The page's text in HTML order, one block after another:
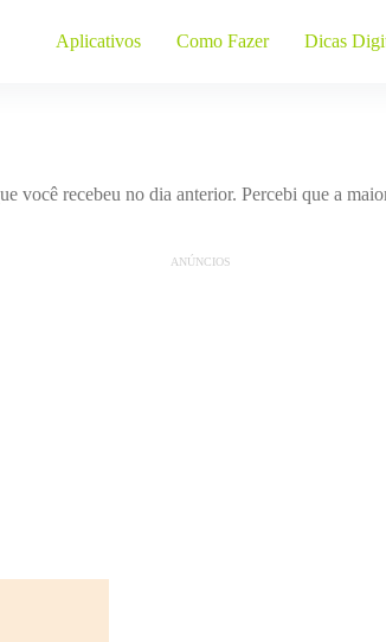
Aplicativos Como Fazer Dicas
recebeu no dia anterior. Percebi que a
ANÚNCIOS